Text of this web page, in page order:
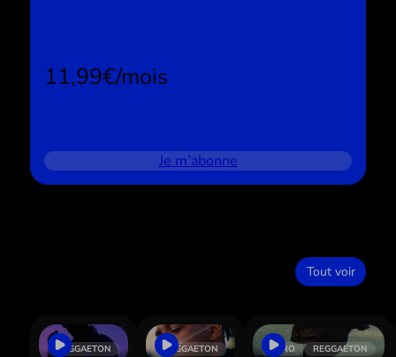
11,99€/mois
Je m’abonne
Tout voir
REGGAETON REGGAETON AFRO REGGAETON